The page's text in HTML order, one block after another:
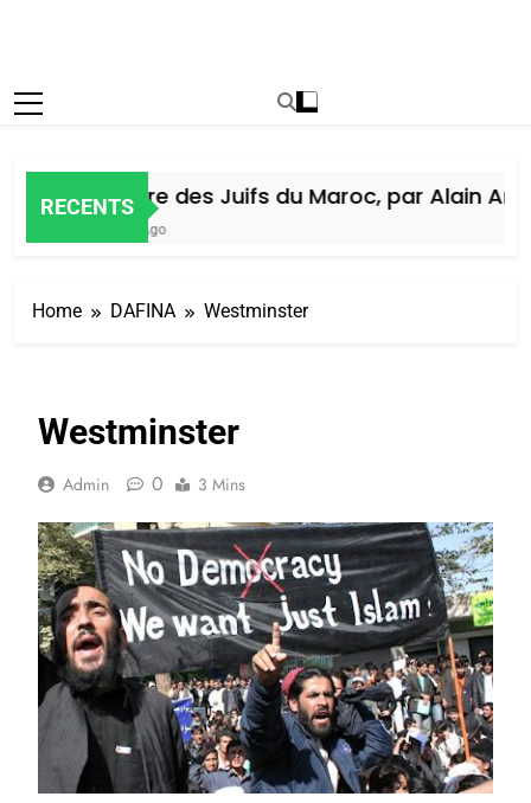
RECENTS
Histoire des Juifs du Maroc, par Alain Amiel
Home DAFINA Westminster
Westminster
Admin 0 3 Mins